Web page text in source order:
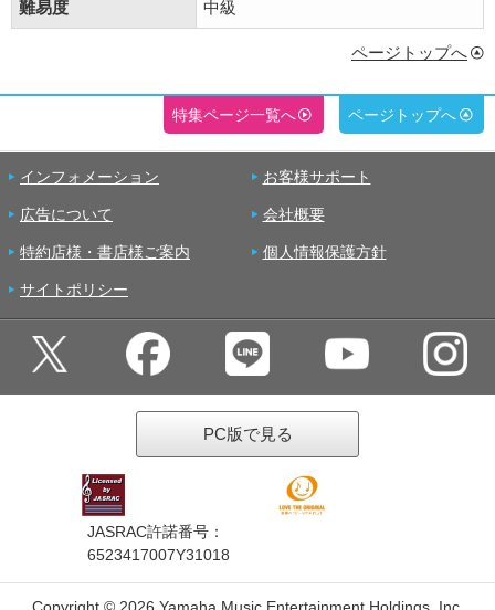
難易度 中級
ページトップへ
特集ページ一覧へ ページトップへ
インフォメーション お客様サポート
広告について 会社概要
特約店様・書店様ご案内 個人情報保護方針
サイトポリシー
PC版で見る
JASRAC許諾番号：
6523417007Y31018